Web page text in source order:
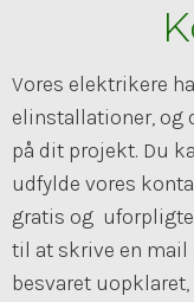
Vores elektrikere
elinstallationer, og
på dit projekt. Du
udfylde vores
gratis og
til at skrive en mail
besvaret